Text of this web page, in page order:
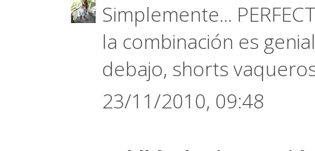
Simplemente...
la combinación es
debajo, shorts
23/11/2010, 09:48